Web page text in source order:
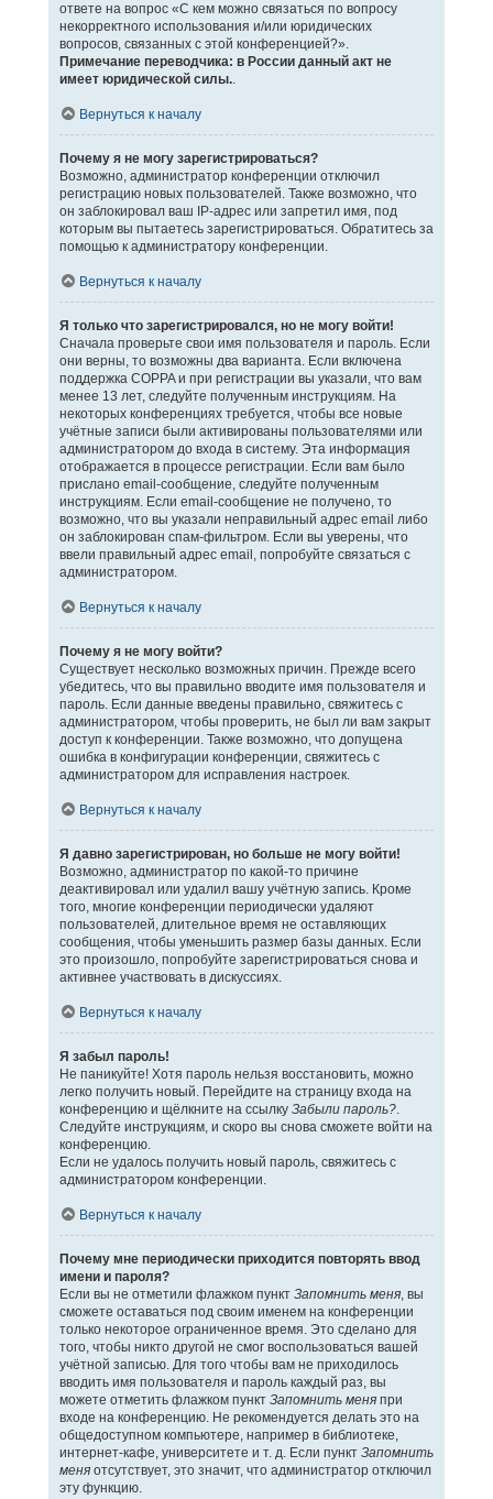
ответе на вопрос «С кем можно связаться по вопросу
некорректного использования и/или юридических
вопросов, связанных с этой конференцией?».
Примечание переводчика: в России данный акт не
имеет юридической силы..
Вернуться к началу
Почему я не могу зарегистрироваться?
Возможно, администратор конференции отключил
регистрацию новых пользователей. Также возможно, что
он заблокировал ваш IP-адрес или запретил имя, под
которым вы пытаетесь зарегистрироваться. Обратитесь за
помощью к администратору конференции.
Вернуться к началу
Я только что зарегистрировался, но не могу войти!
Сначала проверьте свои имя пользователя и пароль. Если
они верны, то возможны два варианта. Если включена
поддержка COPPA и при регистрации вы указали, что вам
менее 13 лет, следуйте полученным инструкциям. На
некоторых конференциях требуется, чтобы все новые
учётные записи были активированы пользователями или
администратором до входа в систему. Эта информация
отображается в процессе регистрации. Если вам было
прислано email-сообщение, следуйте полученным
инструкциям. Если email-сообщение не получено, то
возможно, что вы указали неправильный адрес email либо
он заблокирован спам-фильтром. Если вы уверены, что
ввели правильный адрес email, попробуйте связаться с
администратором.
Вернуться к началу
Почему я не могу войти?
Существует несколько возможных причин. Прежде всего
убедитесь, что вы правильно вводите имя пользователя и
пароль. Если данные введены правильно, свяжитесь с
администратором, чтобы проверить, не был ли вам закрыт
доступ к конференции. Также возможно, что допущена
ошибка в конфигурации конференции, свяжитесь с
администратором для исправления настроек.
Вернуться к началу
Я давно зарегистрирован, но больше не могу войти!
Возможно, администратор по какой-то причине
деактивировал или удалил вашу учётную запись. Кроме
того, многие конференции периодически удаляют
пользователей, длительное время не оставляющих
сообщения, чтобы уменьшить размер базы данных. Если
это произошло, попробуйте зарегистрироваться снова и
активнее участвовать в дискуссиях.
Вернуться к началу
Я забыл пароль!
Не паникуйте! Хотя пароль нельзя восстановить, можно
легко получить новый. Перейдите на страницу входа на
конференцию и щёлкните на ссылку Забыли пароль?.
Следуйте инструкциям, и скоро вы снова сможете войти на
конференцию.
Если не удалось получить новый пароль, свяжитесь с
администратором конференции.
Вернуться к началу
Почему мне периодически приходится повторять ввод
имени и пароля?
Если вы не отметили флажком пункт Запомнить меня, вы
сможете оставаться под своим именем на конференции
только некоторое ограниченное время. Это сделано для
того, чтобы никто другой не смог воспользоваться вашей
учётной записью. Для того чтобы вам не приходилось
вводить имя пользователя и пароль каждый раз, вы
можете отметить флажком пункт Запомнить меняпри
входе на конференцию. Не рекомендуется делать это на
общедоступном компьютере, например в библиотеке,
интернет-кафе, университете и т. д. Если пункт Запомнить
меняотсутствует, это значит, что администратор отключил
эту функцию.